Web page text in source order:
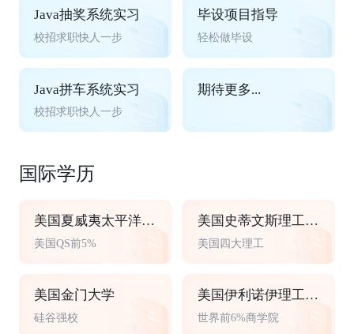
Java抽奖系统实习
校招求职快人一步
毕设项目指导
轻松做毕设
Java拼车系统实习
校招求职快人一步
期待更多...
国际学历
美国夏威夷太平洋大学
美国QS前5%
美国史蒂文斯理工学院
美国四大理工
美国金门大学
硅谷强校
美国伊利诺伊理工大学
世界前6%商学院